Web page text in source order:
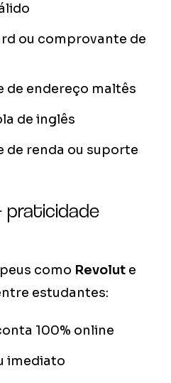
ou comprovante de
de endereço maltês
de inglês
de renda ou suporte
praticidade
como Revolut e
estudantes:
100% online
imediato